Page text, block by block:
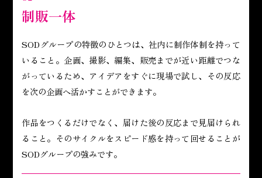
制販一体
SODグループの特徴のひとつは、社内に制作体制を持って
いること。企画、撮影、編集、販売までが近い距離でつな
がっているため、アイデアをすぐに現場で試し、その反応
を次の企画へ活かすことができます。
作品をつくるだけでなく、届けた後の反応まで見届けられ
ること。そのサイクルをスピード感を持って回せることが
SODグループの強みです。